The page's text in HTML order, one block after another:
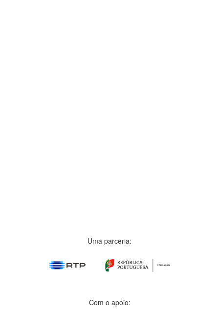
Uma parceria:
Com o apoio: